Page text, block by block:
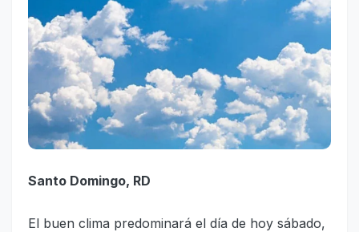
Santo Domingo, RD
El buen clima predominará el día de hoy sábado,